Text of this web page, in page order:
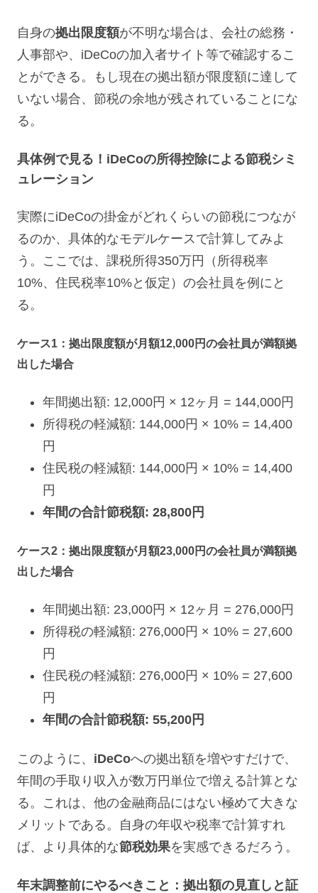
自身の拠出限度額が不明な場合は、会社の総務・
人事部や、iDeCoの加入者サイト等で確認するこ
とができる。もし現在の拠出額が限度額に達して
いない場合、節税の余地が残されていることにな
る。
具体例で見る！iDeCoの所得控除による節税シミ
ュレーション
実際にiDeCoの掛金がどれくらいの節税につなが
るのか、具体的なモデルケースで計算してみよ
う。ここでは、課税所得350万円（所得税率
10%、住民税率10%と仮定）の会社員を例にと
る。
ケース1：拠出限度額が月額12,000円の会社員が満額拠
出した場合
年間拠出額: 12,000円 × 12ヶ月 = 144,000円
所得税の軽減額: 144,000円 × 10% = 14,400
円
住民税の軽減額: 144,000円 × 10% = 14,400
円
年間の合計節税額: 28,800円
ケース2：拠出限度額が月額23,000円の会社員が満額拠
出した場合
年間拠出額: 23,000円 × 12ヶ月 = 276,000円
所得税の軽減額: 276,000円 × 10% = 27,600
円
住民税の軽減額: 276,000円 × 10% = 27,600
円
年間の合計節税額: 55,200円
このように、 iDeCoへの拠出額を増やすだけで、
年間の手取り収入が数万円単位で増える計算とな
る。これは、他の金融商品にはない極めて大きな
メリットである。自身の年収や税率で計算すれ
ば、より具体的な節税効果を実感できるだろう。
年末調整前にやるべきこと：拠出額の見直しと証